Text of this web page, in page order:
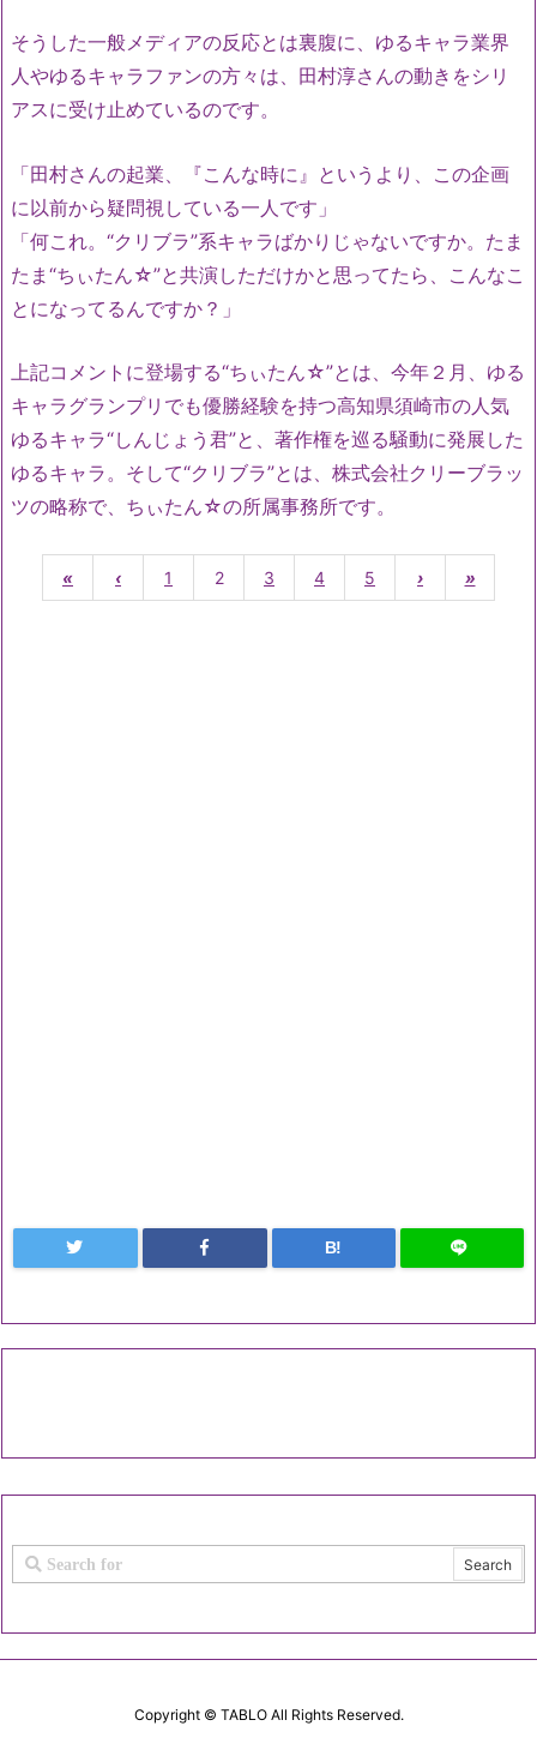
そうした一般メディアの反応とは裏腹に、ゆるキャラ業界
人やゆるキャラファンの方々は、田村淳さんの動きをシリ
アスに受け止めているのです。
「田村さんの起業、『こんな時に』というより、この企画
に以前から疑問視している一人です」
「何これ。“クリブラ”系キャラばかりじゃないですか。たま
たま“ちぃたん☆”と共演しただけかと思ってたら、こんなこ
とになってるんですか？」
上記コメントに登場する“ちぃたん☆”とは、今年２月、ゆる
キャラグランプリでも優勝経験を持つ高知県須崎市の人気
ゆるキャラ“しんじょう君”と、著作権を巡る騒動に発展した
ゆるキャラ。そして“クリブラ”とは、株式会社クリーブラッ
ツの略称で、ちぃたん☆の所属事務所です。
« ‹ 1 2 3 4 5 › »
B!
Copyright © TABLOAll Rights Reserved.